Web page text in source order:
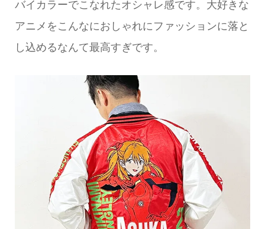
バイカラーでこなれたオシャレ感です。大好きな
アニメをこんなにおしゃれにファッションに落と
し込めるなんて最高すぎです。